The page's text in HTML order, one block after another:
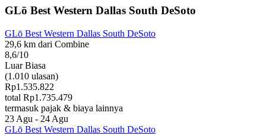
GLō Best Western Dallas South DeSoto
GLō Best Western Dallas South DeSoto
29,6 km dari Combine
8,6/10
Luar Biasa
(1.010 ulasan)
Rp1.535.822
total Rp1.735.479
termasuk pajak & biaya lainnya
23 Agu - 24 Agu
GLō Best Western Dallas South DeSoto